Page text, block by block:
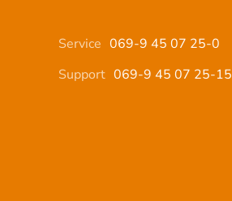
Service 069-9 45 07 25-0
Support 069-9 45 07 25-15